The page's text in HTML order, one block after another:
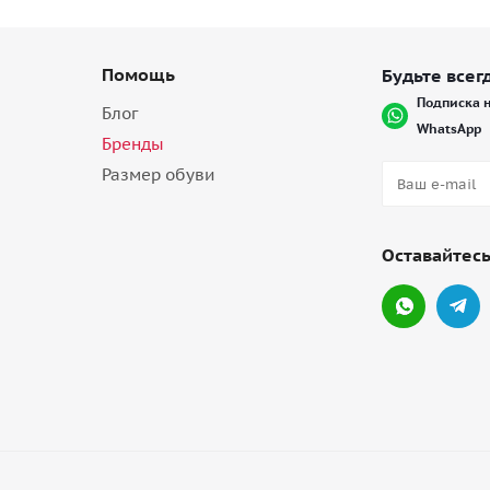
Помощь
Блог
Бренды
Размер обуви
Будьте
Подписка
WhatsApp